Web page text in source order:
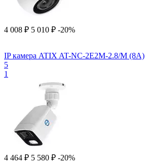
4 008 ₽ 5 010 ₽ -20%
IP камера ATIX AT-NC-2E2M-2.8/M (8A)
5
1
4 464 ₽ 5 580 ₽ -20%